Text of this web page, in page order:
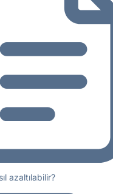
azaltılabilir?